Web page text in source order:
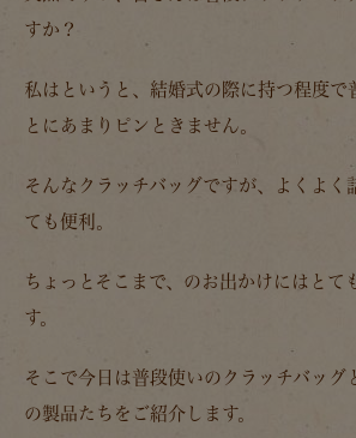
すか？
私はというと、結婚式の際に持つ程度で
とにあまりピンときません。
そんなクラッチバッグですが、よくよく
ても便利。
ちょっとそこまで、のお出かけにはとて
す。
そこで今日は普段使いのクラッチバッグ
の製品たちをご紹介します。